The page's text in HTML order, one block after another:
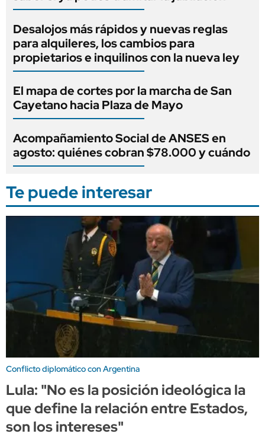
Desalojos más rápidos y nuevas reglas
para alquileres, los cambios para
propietarios e inquilinos con la nueva ley
El mapa de cortes por la marcha de San
Cayetano hacia Plaza de Mayo
Acompañamiento Social de ANSES en
agosto: quiénes cobran $78.000 y cuándo
Te puede interesar
Conflicto diplomático con Argentina
Lula: "No es la posición ideológica la
que define la relación entre Estados,
son los intereses"